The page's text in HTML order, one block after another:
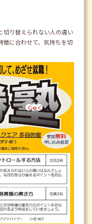
切り替えられない人の違い
徴に合わせて、気持ちを切